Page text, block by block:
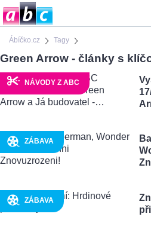
Ábíčko.cz Tagy
Green Arrow - články s
NÁVODY Z ABC
ZÁBAVA
ZÁBAVA